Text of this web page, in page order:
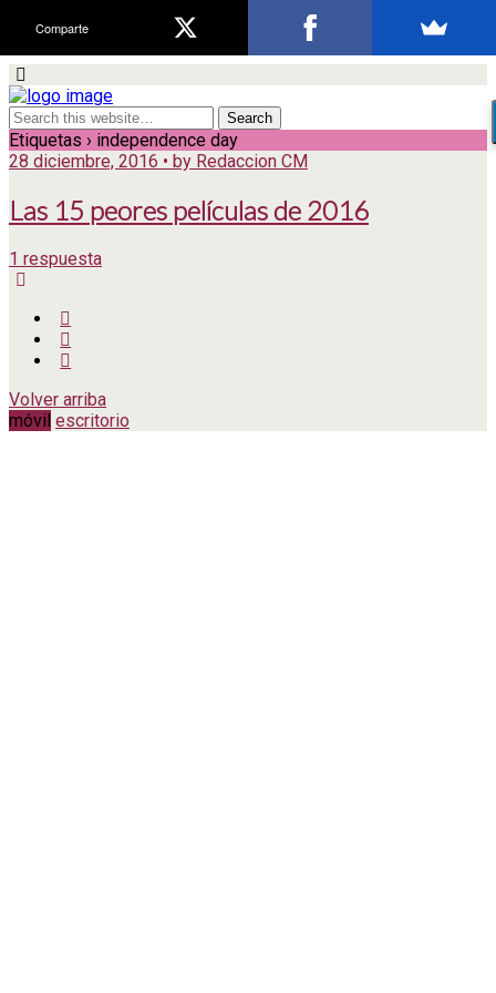
Etiquetas › independence day
28 diciembre, 2016 • by Redaccion CM
Las 15 peores películas de 2016
1 respuesta
Volver arriba
móvil escritorio
Comparte